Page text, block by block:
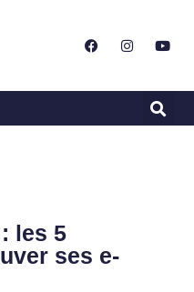
les 5
ses e-